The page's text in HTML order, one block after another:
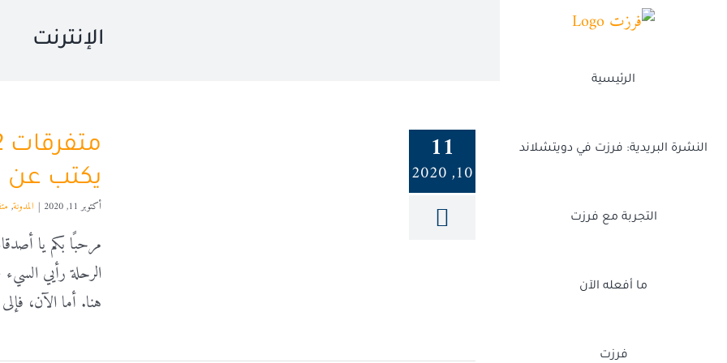
الرئيسية
النشرة البريدية: فرزت في دويتشلاند
التجربة مع فرزت
ما أفعله الآن
فرزت
الإنترنت
11
10, 2020 يكتب عن
أكتوبر 11, 2020 | المدونة,
مرحبًا بكم يا
الرحلة رأيي
هنا. أما الآن،